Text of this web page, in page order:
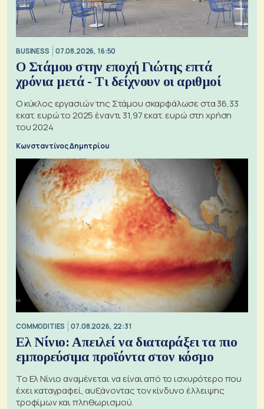
BUSINESS 07.08.2026, 16:50
Ο Στάμου στην εποχή Γιώτης επτά
χρόνια μετά - Τι δείχνουν οι αριθμοί
Ο κύκλος εργασιών της Στάμου σκαρφάλωσε στα 36,33
εκατ. ευρώ το 2025 έναντι 31,97 εκατ. ευρώ στη χρήση
του 2024
Κωνσταντίνος Δημητρίου
COMMODITIES 07.08.2026, 22:31
Ελ Νίνιο: Απειλεί να διαταράξει τα πιο
εμπορεύσιμα προϊόντα στον κόσμο
Το Ελ Νίνιο αναμένεται να είναι από το ισχυρότερο που
έχει καταγραφεί, αυξάνοντας τον κίνδυνο έλλειψης
τροφίμων και πληθωρισμού.